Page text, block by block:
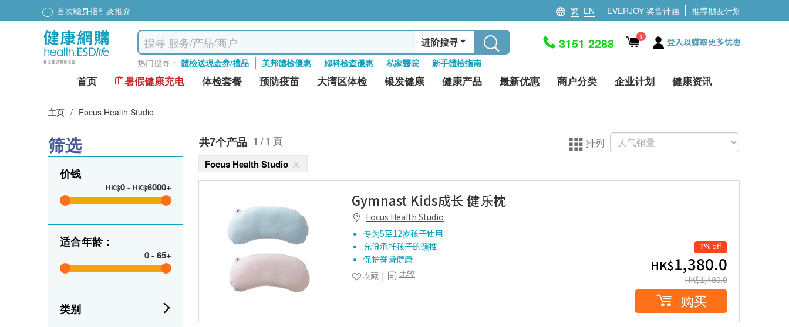
首次驗身指引及推介 繁 EN EVERJOY 奖赏计画 推荐朋友计划
进阶搜寻
热门搜寻： 體檢送現金券/禮品 美邦體檢優惠 婦科檢查優惠 私家醫院 新手體檢指南
3151 2288 1 登入以赚取更多优惠
首页 暑假健康充电 体检套餐 预防疫苗 大湾区体检 银发健康 健康产品 最新优惠 商户分类 企业计划 健康资讯
主页 / Focus Health Studio
筛选
价钱
HK$0- HK$6000+
适合年龄：
0-65+
类别
共7个产品 1 / 1 頁 排列
Focus Health Studio
Gymnast Kids成长 健乐枕
Focus Health Studio
专为5至12岁孩子使用
充份承托孩子的颈椎
保护脊骨健康
比较
收藏
7% off
HK$1,380.0
HK$1,480.0
购买